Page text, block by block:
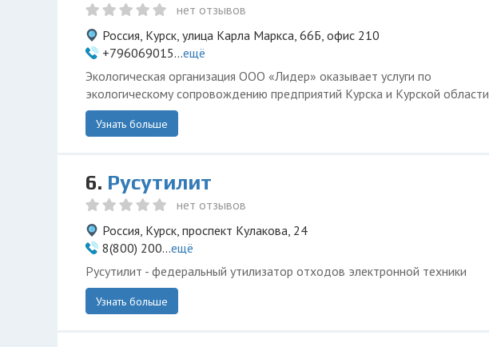
нет отзывов
Россия, Курск, улица Карла Маркса, 66Б, офис 210
+796069015...ещё
Экологическая организация ООО «Лидер» оказывает услуги по
экологическому сопровождению предприятий Курска и Курской области
Узнать больше
6. Русутилит
нет отзывов
Россия, Курск, проспект Кулакова, 24
8(800) 200...ещё
Русутилит - федеральный утилизатор отходов электронной техники
Узнать больше